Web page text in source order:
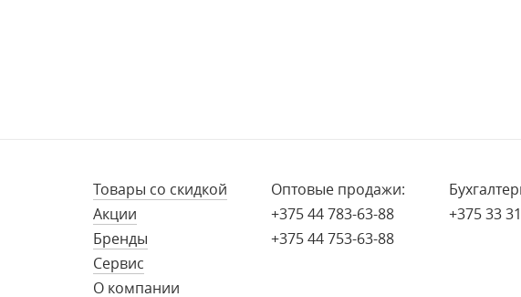
Товары со скидкой
Акции
Бренды
Сервис
О компании
Оптовые продажи:
+375 44 783-63-88
+375 44 753-63-88
+375 33